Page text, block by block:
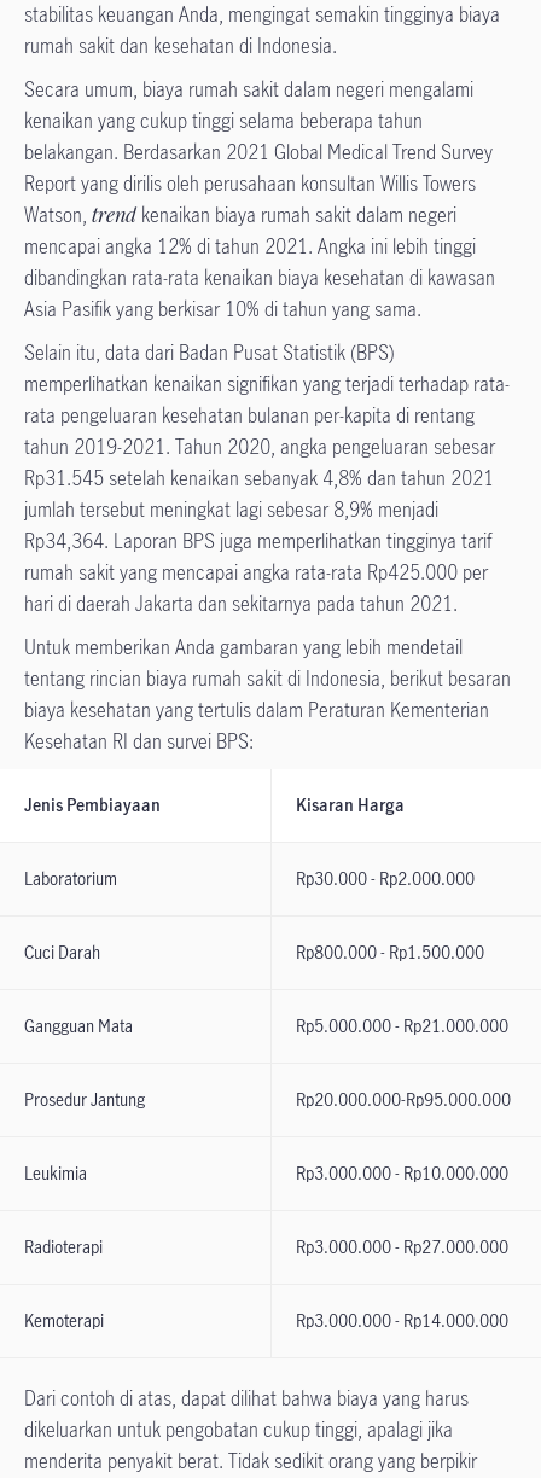
stabilitas keuangan Anda, mengingat semakin tingginya biaya
rumah sakit dan kesehatan di Indonesia.
Secara umum, biaya rumah sakit dalam negeri mengalami
kenaikan yang cukup tinggi selama beberapa tahun
belakangan. Berdasarkan 2021 Global Medical Trend Survey
Report yang dirilis oleh perusahaan konsultan Willis Towers
Watson, trendkenaikan biaya rumah sakit dalam negeri
mencapai angka 12% di tahun 2021. Angka ini lebih tinggi
dibandingkan rata-rata kenaikan biaya kesehatan di kawasan
Asia Pasifik yang berkisar 10% di tahun yang sama.
Selain itu, data dari Badan Pusat Statistik (BPS)
memperlihatkan kenaikan signifikan yang terjadi terhadap rata-
rata pengeluaran kesehatan bulanan per-kapita di rentang
tahun 2019-2021. Tahun 2020, angka pengeluaran sebesar
Rp31.545 setelah kenaikan sebanyak 4,8% dan tahun 2021
jumlah tersebut meningkat lagi sebesar 8,9% menjadi
Rp34,364. Laporan BPS juga memperlihatkan tingginya tarif
rumah sakit yang mencapai angka rata-rata Rp425.000 per
hari di daerah Jakarta dan sekitarnya pada tahun 2021.
Untuk memberikan Anda gambaran yang lebih mendetail
tentang rincian biaya rumah sakit di Indonesia, berikut besaran
biaya kesehatan yang tertulis dalam Peraturan Kementerian
Kesehatan RI dan survei BPS:
Jenis Pembiayaan Kisaran Harga
Laboratorium Rp30.000 - Rp2.000.000
Cuci Darah Rp800.000 - Rp1.500.000
Gangguan Mata Rp5.000.000 - Rp21.000.000
Prosedur Jantung Rp20.000.000-Rp95.000.000
Leukimia Rp3.000.000 - Rp10.000.000
Radioterapi Rp3.000.000 - Rp27.000.000
Kemoterapi Rp3.000.000 - Rp14.000.000
Dari contoh di atas, dapat dilihat bahwa biaya yang harus
dikeluarkan untuk pengobatan cukup tinggi, apalagi jika
menderita penyakit berat. Tidak sedikit orang yang berpikir